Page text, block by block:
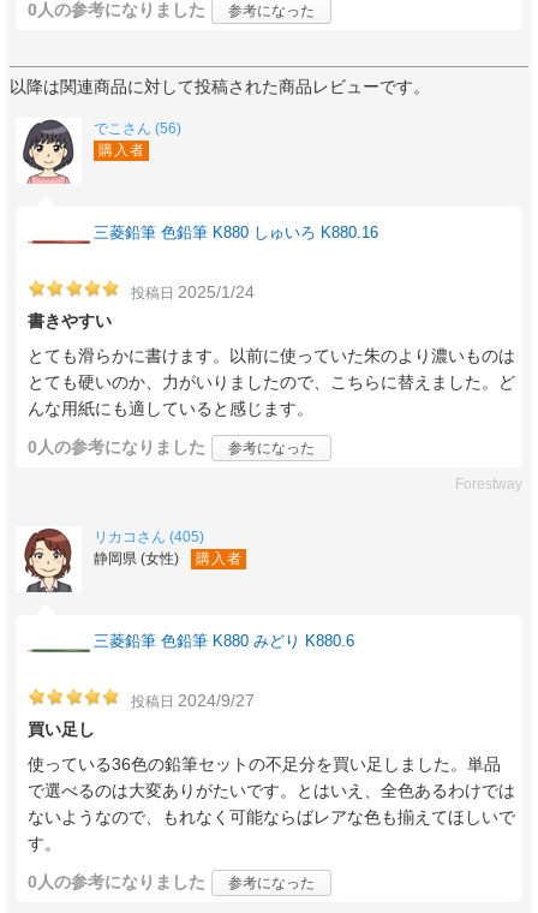
0人の参考になりました 参考になった
以降は関連商品に対して投稿された商品レビューです。
でこさん (56)
購入者
三菱鉛筆 色鉛筆 K880 しゅいろ K880.16
投稿日 2025/1/24
書きやすい
とても滑らかに書けます。以前に使っていた朱のより濃いものは
とても硬いのか、力がいりましたので、こちらに替えました。ど
んな用紙にも適していると感じます。
0人の参考になりました 参考になった
Forestway
リカコさん (405)
静岡県 (女性)
購入者
三菱鉛筆 色鉛筆 K880 みどり K880.6
投稿日 2024/9/27
買い足し
使っている36色の鉛筆セットの不足分を買い足しました。単品
で選べるのは大変ありがたいです。とはいえ、全色あるわけでは
ないようなので、もれなく可能ならばレアな色も揃えてほしいで
す。
0人の参考になりました 参考になった